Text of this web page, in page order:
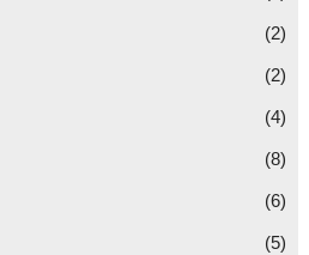
(2)
(2)
(4)
(8)
(6)
(5)